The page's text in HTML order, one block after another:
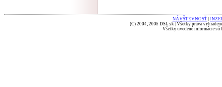
NÁVŠTEVNOSŤ
(C) 2004, 2005 DSL.sk | Všetky práva
Všetky uvedené informácie sú